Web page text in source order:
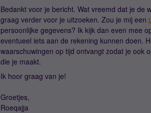
Bedankt voor je bericht. Wat vreemd dat je de
graag verder voor je uitzoeken. Zou je mij een
persoonlijke gegevens? Ik kijk dan even mee
eventueel iets aan de rekening kunnen doen.
waarschuwingen op tijd ontvangt zodat je ook
die je maakt.
Ik hoor graag van je!
Groetjes,
Roeqajja